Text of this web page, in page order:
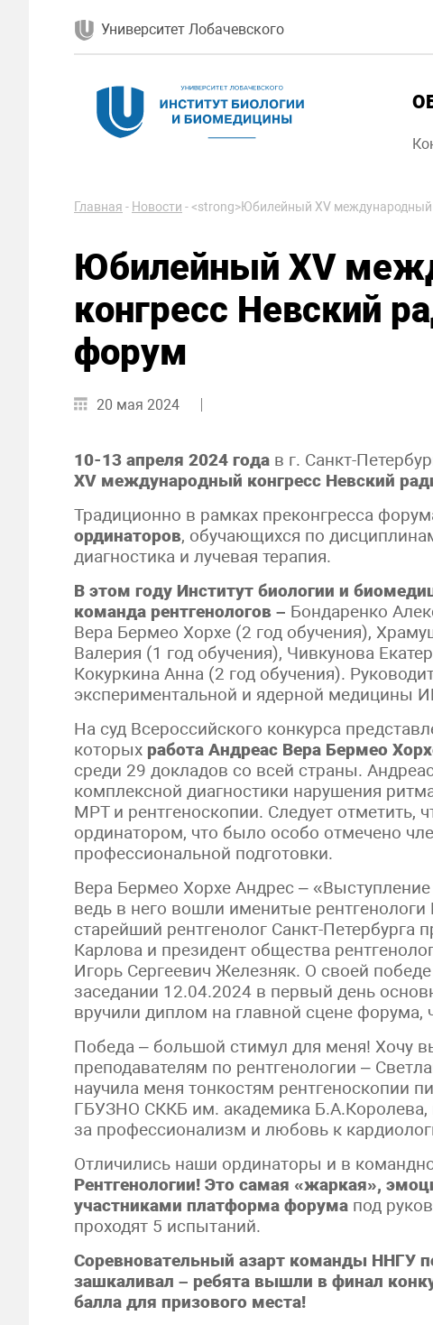
Университет Лобачевского
Главная - Новости -<strong>Юбилейный XV международный
Юбилейный XV
конгресс Невский
форум
20 мая 2024
10-13 апреля 2024 года в г. Санкт-
XV международный конгресс Невский
Традиционно в рамках преконгресса
ординаторов, обучающихся по
диагностика и лучевая терапия.
В этом году Институт биологии и
команда рентгенологов – Бондаренко
Вера Бермео Хорхе (2 год обучения),
Валерия (1 год обучения), Чивкунова
Кокуркина Анна (2 год обучения).
экспериментальной и ядерной медицины
На суд Всероссийского конкурса
которых работа Андреас Вера Бермео
среди 29 докладов со всей страны.
комплексной диагностики нарушения
МРТ и рентгеноскопии. Следует
ординатором, что было особо отмечено
профессиональной подготовки.
Вера Бермео Хорхе Андрес –
ведь в него вошли именитые
старейший рентгенолог Санкт-
Карлова и президент общества
Игорь Сергеевич Железняк. О своей
заседании 12.04.2024 в первый день
вручили диплом на главной сцене
Победа – большой стимул для меня! Хочу
преподавателям по рентгенологии –
научила меня тонкостям рентгеноскопии
ГБУЗНО СККБ им. академика Б.А.Королева,
за профессионализм и любовь к
Отличились наши ординаторы и в
Рентгенологии! Это самая «жаркая»,
участниками платформа форума под
проходят 5 испытаний.
Соревновательный азарт команды ННГУ
зашкаливал – ребята вышли в финал
балла для призового места!